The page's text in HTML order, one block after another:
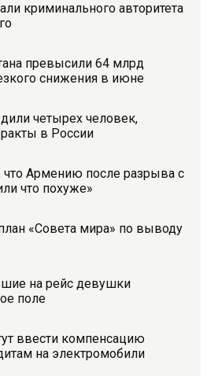
криминального авторитета
превысили 64 млрд
снижения в июне
четырех человек,
в России
Армению после разрыва с
что похуже»
«Совета мира» по выводу
на рейс девушки
поле
ввести компенсацию
на электромобили